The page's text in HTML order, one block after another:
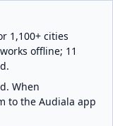
1,100+ cities
offline; 11
When
to the Audiala app